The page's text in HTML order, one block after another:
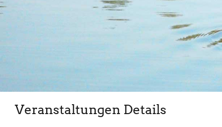
Veranstaltungen Details